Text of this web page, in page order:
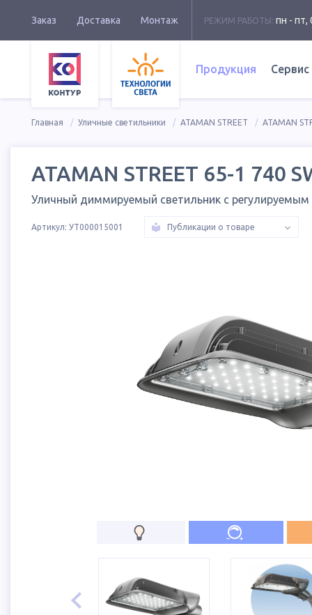
Заказ Доставка Монтаж РЕЖИМ РАБОТЫ: пн - пт,
Продукция Сервис
Главная Уличные светильники ATAMAN STREET ATAMAN
ATAMAN STREET 65-1 740
Уличный диммируемый светильник с
Артикул: УТ000015001 Публикации о товаре